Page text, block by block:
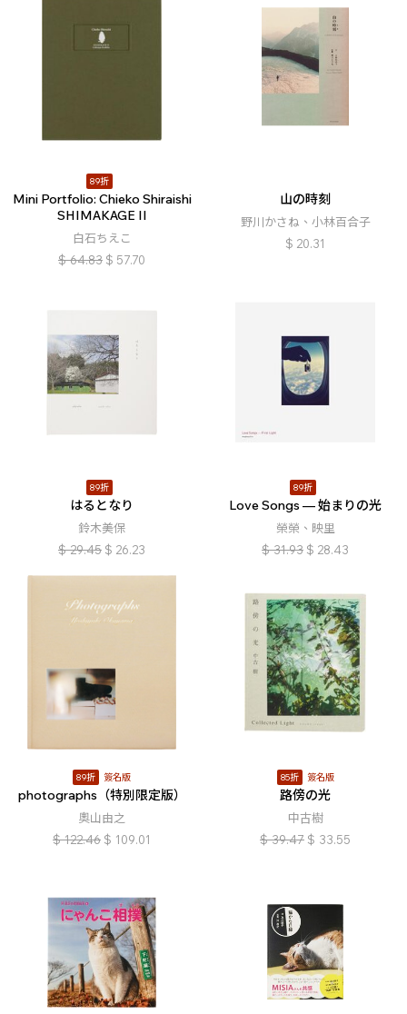
89折
Mini Portfolio: Chieko Shiraishi
SHIMAKAGE II
白石ちえこ
$ 64.83 $ 57.70
山の時刻
野川かさね、小林百合子
$ 20.31
89折
はるとなり
鈴木美保
$ 29.45 $ 26.23
89折
Love Songs — 始まりの光
榮榮、映里
$ 31.93 $ 28.43
89折 簽名版
photographs（特別限定版）
奧山由之
$ 122.46 $ 109.01
85折 簽名版
路傍の光
中古樹
$ 39.47 $ 33.55